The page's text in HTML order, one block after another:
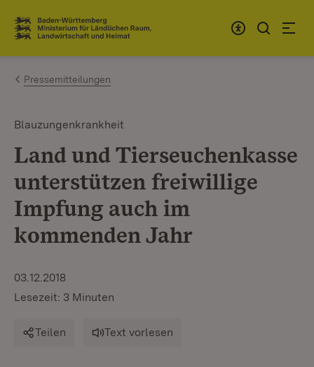
Zum Inhalt springen
Link zur Startseite
Pressemitteilungen
Blauzungenkrankheit
Land und Tierseuchenkasse
unterstützen freiwillige
Impfung auch im
kommenden Jahr
03.12.2018
Lesezeit: 3 Minuten
Teilen Text vorlesen